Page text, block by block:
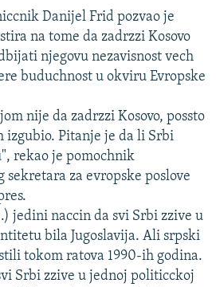
Danijel Frid pozvao je
na tome da zadrzzi Kosovo
njegovu nezavisnost vech
buduchnost u okviru Evropske
nije da zadrzzi Kosovo, possto
izgubio. Pitanje je da li Srbi
rekao je pomochnik
sekretara za evropske poslove
jedini naccin da svi Srbi zzive u
bila Jugoslavija. Ali srpski
tokom ratova 1990-ih godina.
Srbi zzive u jednoj politicckoj